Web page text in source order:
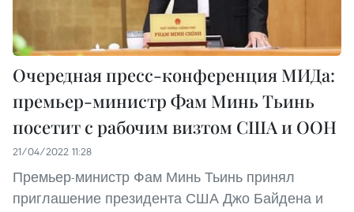
Очередная пресс-конференция МИДа:
премьер-министр Фам Минь Тьинь
посетит с рабочим визтом США и ООН
21/04/2022 11:28
Премьер-министр Фам Минь Тьинь принял
приглашение президента США Джо Байдена и